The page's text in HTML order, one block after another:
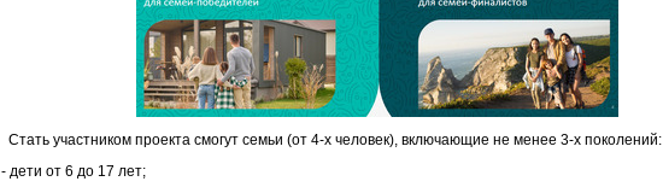
Стать участником проекта смогут семьи (от 4-х человек), включающие не менее 3-х поколений:
- дети от 6 до 17 лет;